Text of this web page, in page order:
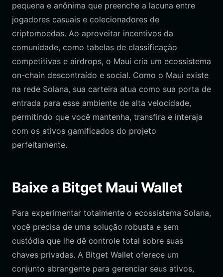
pequena e anônima que preenche a lacuna entre
jogadores casuais e colecionadores de
criptomoedas. Ao aproveitar incentivos da
comunidade, como tabelas de classificação
competitivas e airdrops, o Maui cria um ecossistema
on-chain descontraído e social. Como o Maui existe
na rede Solana, sua carteira atua como sua porta de
entrada para esse ambiente de alta velocidade,
permitindo que você mantenha, transfira e interaja
com os ativos gamificados do projeto
perfeitamente.
Baixe a Bitget Maui Wallet
Para experimentar totalmente o ecossistema Solana,
você precisa de uma solução robusta e sem
custódia que lhe dê controle total sobre suas
chaves privadas. A Bitget Wallet oferece um
conjunto abrangente para gerenciar seus ativos,